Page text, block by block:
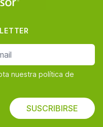
nuestra política de
SUSCRIBIRSE